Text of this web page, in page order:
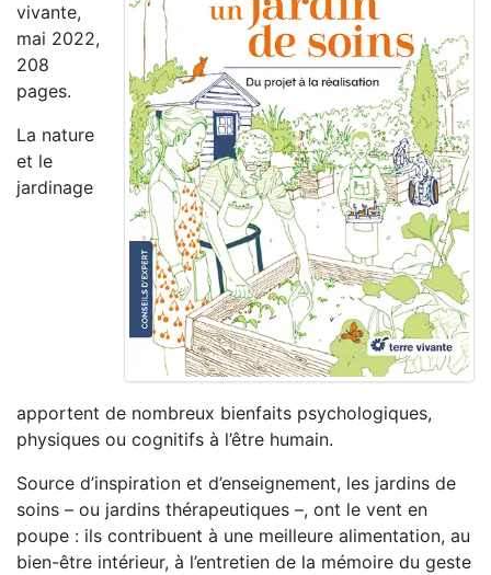
vivante,
mai 2022,
208
pages.
La nature
et le
jardinage
apportent de nombreux bienfaits psychologiques,
physiques ou cognitifs à l’être humain.
Source d’inspiration et d’enseignement, les jardins de
soins – ou jardins thérapeutiques –, ont le vent en
poupe : ils contribuent à une meilleure alimentation, au
bien-être intérieur, à l’entretien de la mémoire du geste